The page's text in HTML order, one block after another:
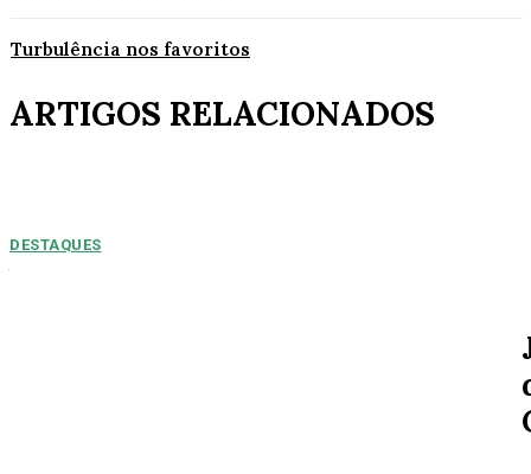
Turbulência nos favoritos
ARTIGOS RELACIONADOS
DESTAQUES